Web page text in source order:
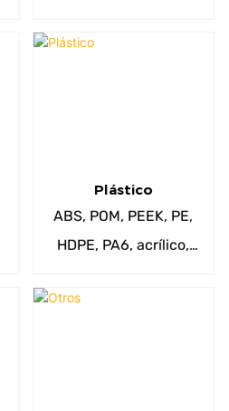
C3560, C2800, C2801,
Plástico
ABS, POM, PEEK, PE,
HDPE, PA6, acrílico,
PPS, PP, PS, PU, ​​PBT,